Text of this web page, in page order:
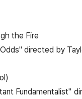
the Fire
directed by
Fundamentalist"